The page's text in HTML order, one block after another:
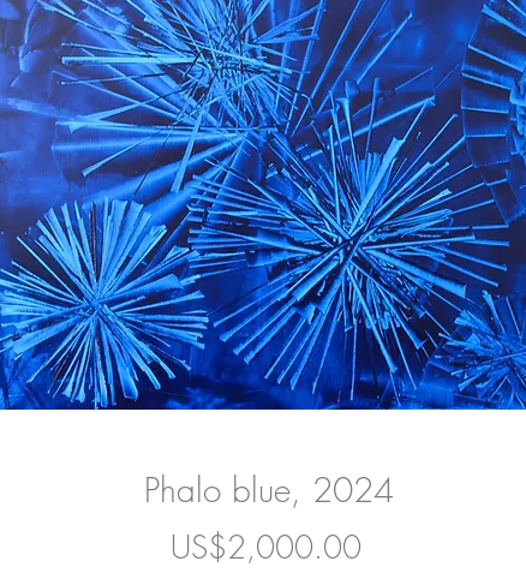
Phalo blue, 2024
US$2,000.00